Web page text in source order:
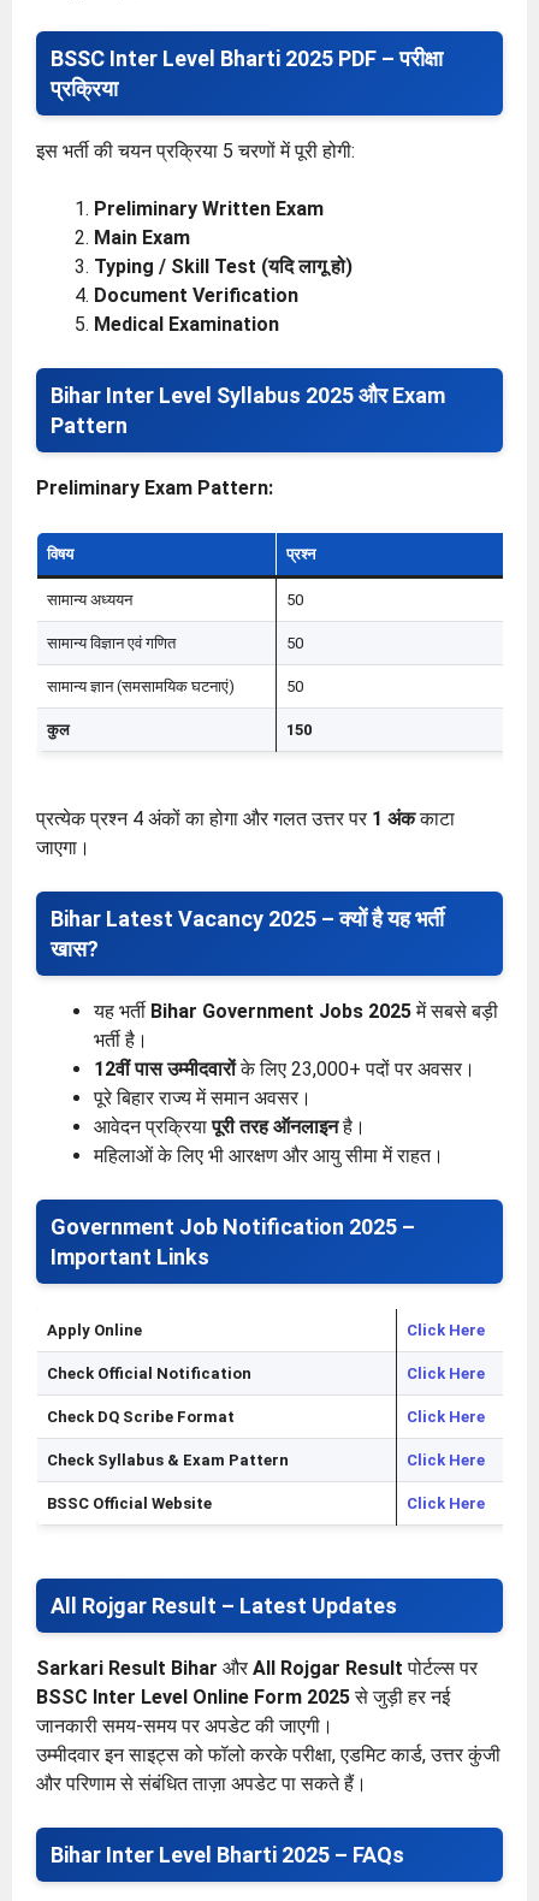
BSSC Inter Level Bharti 2025 PDF – परीक्षा
प्रक्रिया
इस भर्ती की चयन प्रक्रिया 5 चरणों में पूरी होगी:
Preliminary Written Exam
Main Exam
Typing / Skill Test (यदि लागू हो)
Document Verification
Medical Examination
Bihar Inter Level Syllabus 2025 और Exam
Pattern
Preliminary Exam Pattern:
विषय प्रश्न
सामान्य अध्ययन 50
सामान्य विज्ञान एवं गणित 50
सामान्य ज्ञान (समसामयिक घटनाएं) 50
कुल 150
प्रत्येक प्रश्न 4 अंकों का होगा और गलत उत्तर पर 1 अंककाटा
जाएगा।
Bihar Latest Vacancy 2025 – क्यों है यह भर्ती
खास?
यह भर्ती Bihar Government Jobs 2025में सबसे बड़ी
भर्ती है।
12वीं पास उम्मीदवारोंके लिए 23,000+ पदों पर अवसर।
पूरे बिहार राज्य में समान अवसर।
आवेदन प्रक्रियापूरी तरह ऑनलाइनहै।
महिलाओं के लिए भी आरक्षण और आयु सीमा में राहत।
Government Job Notification 2025 –
Important Links
Apply Online Click Here
Check Official Notification Click Here
Check DQ Scribe Format Click Here
Check Syllabus & Exam Pattern Click Here
BSSC Official Website Click Here
All Rojgar Result – Latest Updates
Sarkari Result Bihar और All Rojgar Result पोर्टल्स पर
BSSC Inter Level Online Form 2025से जुड़ी हर नई
जानकारी समय-समय पर अपडेट की जाएगी।
उम्मीदवार इन साइट्स को फॉलो करके परीक्षा, एडमिट कार्ड, उत्तर कुंजी
और परिणाम से संबंधित ताज़ा अपडेट पा सकते हैं।
Bihar Inter Level Bharti 2025 – FAQs